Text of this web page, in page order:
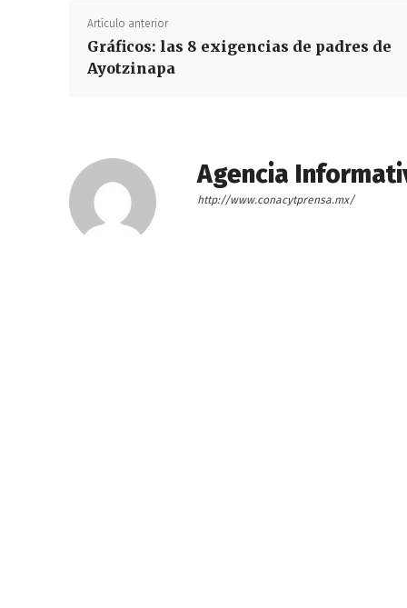
Artículo anterior
Gráficos: las 8 exigencias de padres de
Ayotzinapa
Agencia
http://www.conacytprensa.mx/